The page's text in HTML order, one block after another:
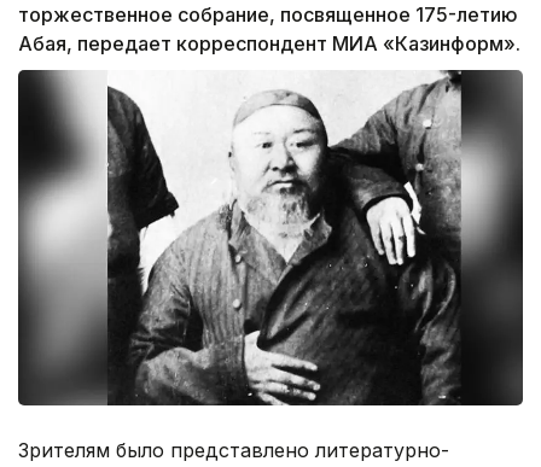
торжественное собрание, посвященное 175-летию
Абая, передает корреспондент МИА «Казинформ».
Зрителям было представлено литературно-